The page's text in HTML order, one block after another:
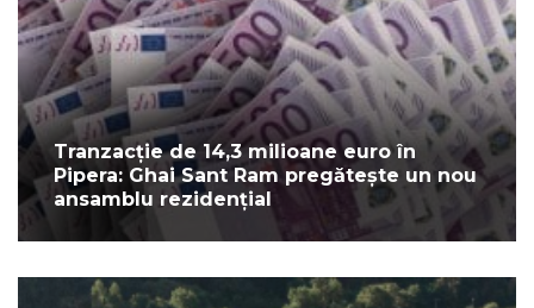
Tranzacție de 14,3 milioane euro în
Pipera: Ghai Sant Ram pregătește un nou
ansamblu rezidențial